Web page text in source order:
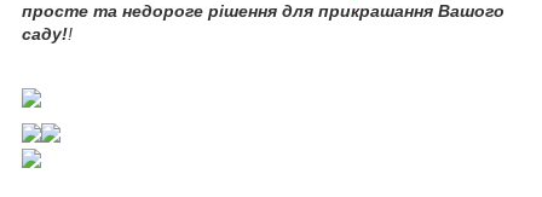
просте та недороге рішення для прикрашання Вашого
саду!!